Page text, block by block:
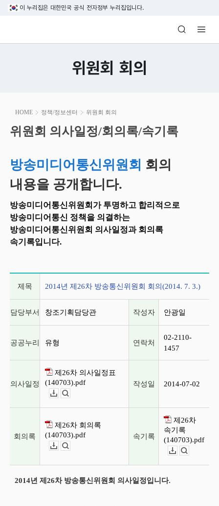
본문 바로가기
이 누리집은 대한민국 공식 전자정부 누리집입니다.
방송미디어통신위원회 Korea Media
위원회 회의
HOME 정책/정보센터 위원회 회의
위원회 의사일정/회의록/속기록
시
작
위원회 의사일정/회의록/속기록
방송미디어통신위원회 회의
내용을 공개합니다.
방송미디어통신위원회가 투명하고 합리적으로
방송미디어통신 정책을 의결하는
방송미디어통신위원회 의사일정과 회의록
속기록입니다.
제목 2014년 제26차 방송통신위원회 회의(2014. 7. 3.)
담당부서 창조기획담당관 작성자 안광일
공공누리 유형 연락처
02-2110-
1457
의사일정
제26차 의사일정표
(140703).pdf
작성일 2014-07-02
회의록
제26차 회의록
(140703).pdf
속기록
제26차
속기록
(140703).pdf
2014년 제26차 방송통신위원회 의사일정입니다.